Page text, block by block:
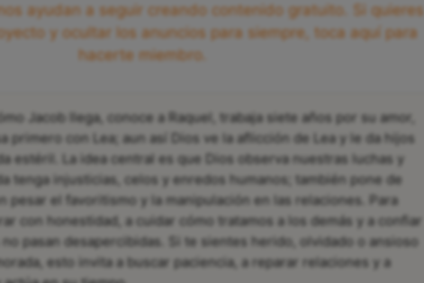
ayudan a seguir creando contenido gratuito. Si quieres
y ocultar los anuncios para siempre, toca aquí para
hacerte miembro.
Jacob llega, conoce a Raquel, trabaja siete años por su amor,
primero con Lea; aun así Dios ve la aflicción de Lea y le da hijos
estéril. La idea central es que Dios observa nuestras luchas y
tenga injusticias, celos y enredos humanos; también pone de
pesar el favoritismo y la manipulación en las relaciones. Para
con honestidad, a cuidar cómo tratamos a los demás y a confiar
pasan desapercibidas. Si te sientes herido, olvidado o ansioso
esto invita a buscar paciencia, a reparar relaciones y a